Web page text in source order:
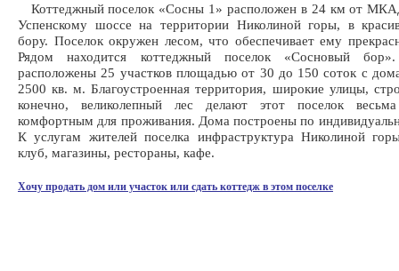
Коттеджный поселок «Сосны 1» расположен в 24 км от
Успенскому шоссе на территории Николиной горы, в
бору. Поселок окружен лесом, что обеспечивает ему
Рядом находится коттеджный поселок «Сосновый
расположены 25 участков площадью от 30 до 150 соток с
2500 кв. м. Благоустроенная территория, широкие улицы,
конечно, великолепный лес делают этот поселок
комфортным для проживания. Дома построены по
К услугам жителей поселка инфраструктура Николиной
клуб, магазины, рестораны, кафе.
Хочу продать дом или участок или сдать коттедж в этом поселке